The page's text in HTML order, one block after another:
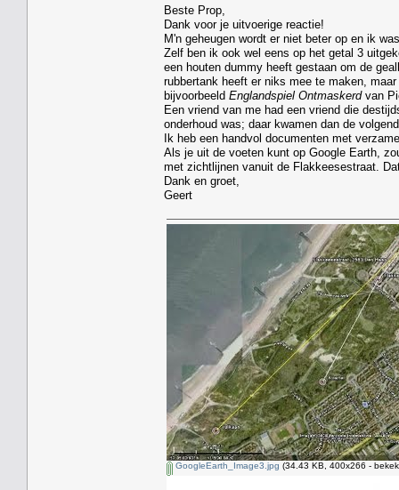
Beste Prop,
Dank voor je uitvoerige reactie!
M'n geheugen wordt er niet beter op en ik
Zelf ben ik ook wel eens op het getal 3
een houten dummy heeft gestaan om de
rubbertank heeft er niks mee te maken,
bijvoorbeeld Englandspiel Ontmaskerdvan
Een vriend van me had een vriend die
onderhoud was; daar kwamen dan de
Ik heb een handvol documenten met
Als je uit de voeten kunt op Google Earth,
met zichtlijnen vanuit de Flakkeesestraat.
Dank en groet,
Geert
GoogleEarth_Image3.jpg (34.43 KB, 400x266 -